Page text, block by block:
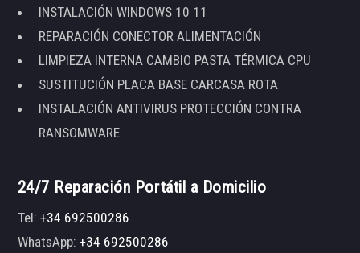
INSTALACIÓN WINDOWS 10 11
REPARACIÓN CONECTOR ALIMENTACIÓN
LIMPIEZA INTERNA CAMBIO PASTA TÉRMICA CPU
SUSTITUCIÓN PLACA BASE CARCASA ROTA
INSTALACIÓN ANTIVIRUS PROTECCIÓN CONTRA
RANSOMWARE
24/7 Reparación Portátil a Domicilio
Tel:+34 692500286
WhatsApp:+34 692500286